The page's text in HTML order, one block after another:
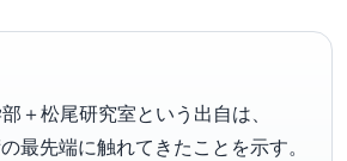
＋松尾研究室という出自は、
最先端に触れてきたことを示す。